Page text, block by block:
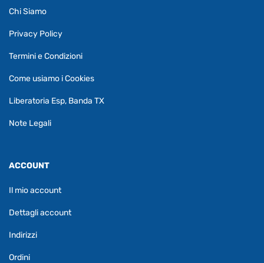
Chi Siamo
Privacy Policy
Termini e Condizioni
Come usiamo i Cookies
Liberatoria Esp, Banda TX
Note Legali
ACCOUNT
Il mio account
Dettagli account
Indirizzi
Ordini